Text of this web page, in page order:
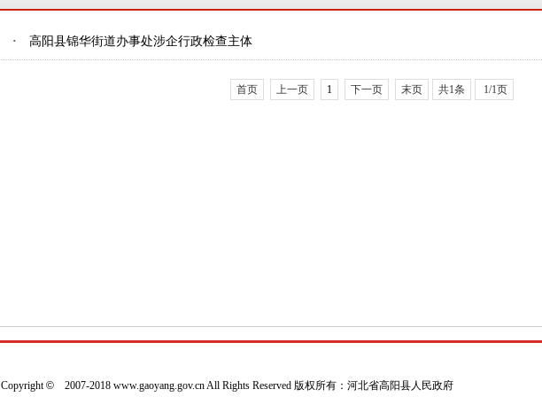
· 高阳县锦华街道办事处涉企行政检查主体
首页 上一页 1 下一页 末页 共1条 1/1页
Copyright©2007-2018 www.gaoyang.gov.cn All Rights Reserved 版权所有：河北省高阳县人民政府